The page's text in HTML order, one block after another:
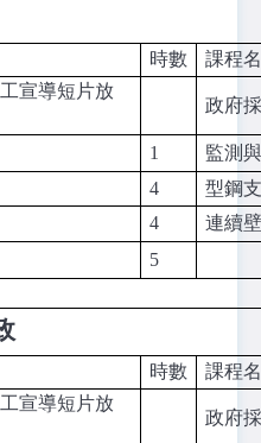
時數
課程
宣導短片放
政府
1
監測
4
型鋼
4
連續
5
時數
課程
宣導短片放
政府